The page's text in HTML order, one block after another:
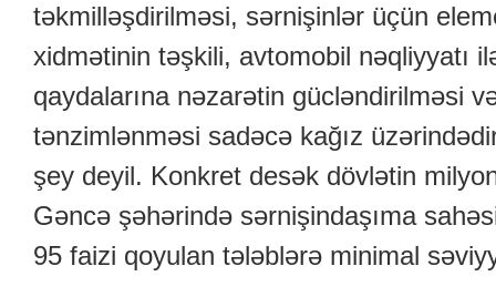
təkmilləşdirilməsi, sərnişinlər üçün
xidmətinin təşkili, avtomobil nəqliyyatı
qaydalarına nəzarətin gücləndirilməsi
tənzimlənməsi sadəcə kağız
şey deyil. Konkret desək dövlətin
Gəncə şəhərində sərnişindaşıma
95 faizi qoyulan tələblərə minimal